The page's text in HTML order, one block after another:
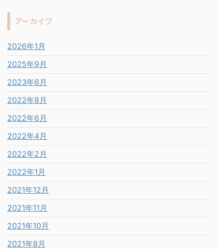
アーカイブ
2026年1月
2025年9月
2023年6月
2022年8月
2022年6月
2022年4月
2022年2月
2022年1月
2021年12月
2021年11月
2021年10月
2021年8月